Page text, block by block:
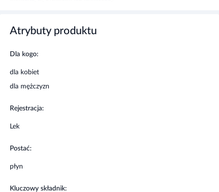
niepożądane, chociaż nie u każdego one wystąpią.
wskazania, przeciwwskazania, dane dotyczące działań
dotyczące stosowania produktu leczniczego, bądź
Stosowanie innych leków
Atrybuty produktu
Dla kogo:
dla kobiet
dla mężczyzn
Rejestracja:
Lek
Postać:
płyn
Kluczowy składnik: